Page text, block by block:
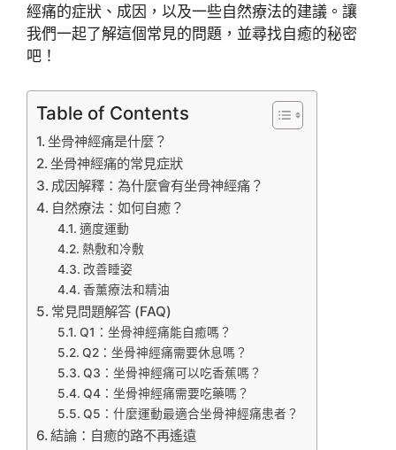
經痛的症狀、成因，以及一些自然療法的建議。讓
我們一起了解這個常見的問題，並尋找自癒的秘密
吧！
Table of Contents
坐骨神經痛是什麼？
坐骨神經痛的常見症狀
成因解釋：為什麼會有坐骨神經痛？
自然療法：如何自癒？
適度運動
熱敷和冷敷
改善睡姿
香薰療法和精油
常見問題解答 (FAQ)
Q1：坐骨神經痛能自癒嗎？
Q2：坐骨神經痛需要休息嗎？
Q3：坐骨神經痛可以吃香蕉嗎？
Q4：坐骨神經痛需要吃藥嗎？
Q5：什麼運動最適合坐骨神經痛患者？
結論：自癒的路不再遙遠